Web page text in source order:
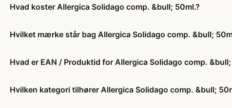
Hvad koster Allergica Solidago comp. &bull; 50ml.?
Hvilket mærke står bag Allergica Solidago comp. &bull;
Hvad er EAN / Produktid for Allergica Solidago comp.
Hvilken kategori tilhører Allergica Solidago comp. &bull;